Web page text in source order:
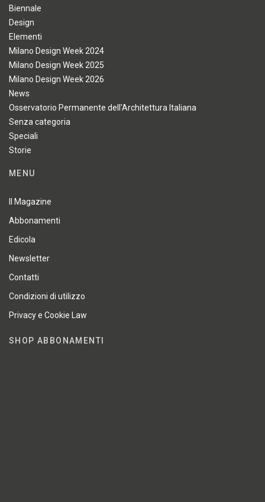
Biennale
Design
Elementi
Milano Design Week 2024
Milano Design Week 2025
Milano Design Week 2026
News
Osservatorio Permanente dell'Architettura Italiana
Senza categoria
Speciali
Storie
MENU
Il Magazine
Abbonamenti
Edicola
Newsletter
Contatti
Condizioni di utilizzo
Privacy e Cookie Law
SHOP ABBONAMENTI